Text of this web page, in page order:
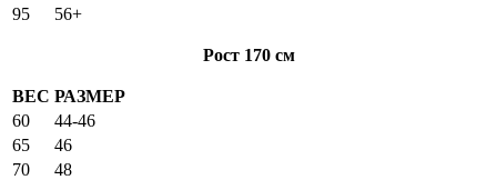
95
56+
Рост 170 см
ВЕС РАЗМЕР
60
44-46
65
46
70
48